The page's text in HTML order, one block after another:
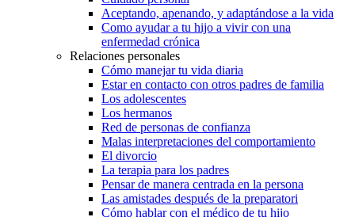
Aceptando, apenando, y adaptándose a la vida
Como ayudar a tu hijo a vivir con una
enfermedad crónica
Relaciones personales
Cómo manejar tu vida diaria
Estar en contacto con otros padres de familia
Los adolescentes
Los hermanos
Red de personas de confianza
Malas interpretaciones del comportamiento
El divorcio
La terapia para los padres
Pensar de manera centrada en la persona
Las amistades después de la preparatori
Cómo hablar con el médico de tu hijo